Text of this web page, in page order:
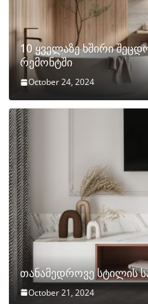
10 ყველაზე ხშირი
რემონტში
October 24, 2024
თანამედროვე სტილის
October 21, 2024